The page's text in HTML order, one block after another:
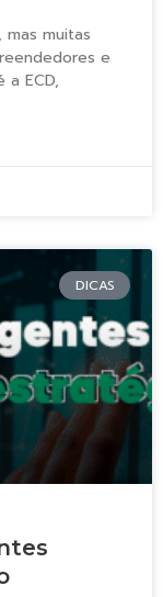
muitas
e
ECD,
DICAS